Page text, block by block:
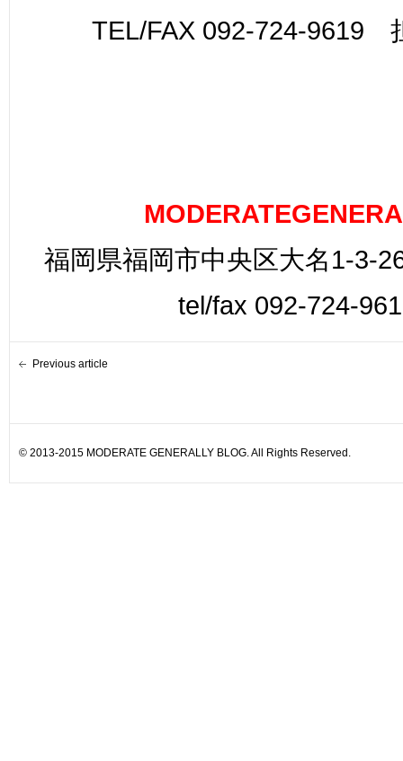
TEL/FAX 092-724-9619
福岡県福岡市中央区大名1-3-
tel/fax 092-724-
Previous article
© 2013-2015 MODERATE GENERALLY BLOG. All Rights Reserved.